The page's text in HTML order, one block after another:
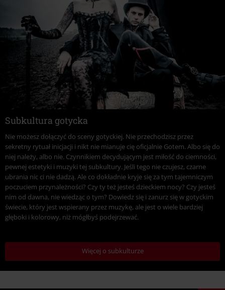
Subkultura gotycka
Nie możesz dołączyć do sceny gotyckiej. Nie przechodzisz przez
sekretny rytuał inicjacji i nikt nie mianuje cię oficjalnie Gotem. Albo się do
niej należy, albo nie. Czynnikiem decydującym jest miłość do ciemności,
pewnej estetyki i muzyki tej subkultury. Jeśli tego nie czujesz, czarne
ubrania nic ci nie dadzą. Ale co dokładnie kryje się za tym tajemniczym
poczuciem przynależności? Czy ty też jesteś dzieckiem nocy? Czy jesteś
nim od dawna, nie wiedząc o tym? Dowiedz się i zanurz się w gotyckim
świecie, który jest wspierany przez muzykę, ale jest o wiele bardziej
głęboki i kolorowy, niż mógłbyś podejrzewać.
Więcej o subkulturze